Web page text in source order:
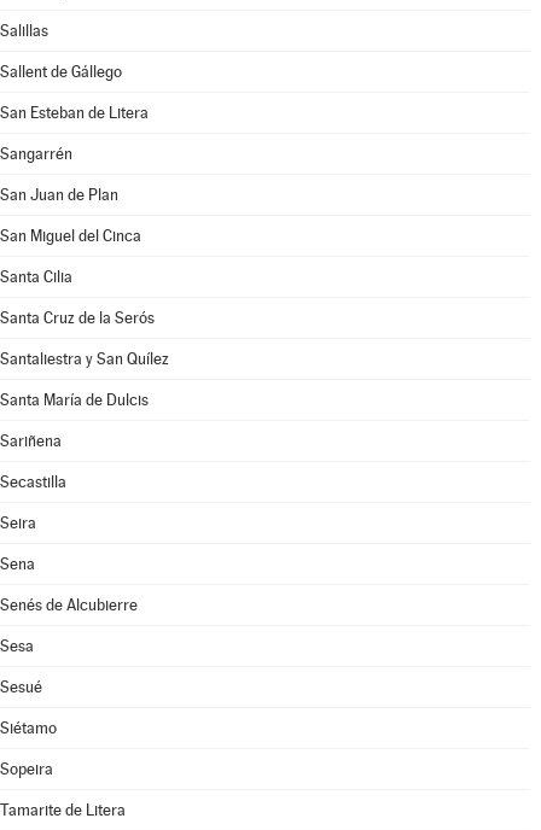
Salillas
Sallent de Gállego
San Esteban de Litera
Sangarrén
San Juan de Plan
San Miguel del Cinca
Santa Cilia
Santa Cruz de la Serós
Santaliestra y San Quílez
Santa María de Dulcis
Sariñena
Secastilla
Seira
Sena
Senés de Alcubierre
Sesa
Sesué
Siétamo
Sopeira
Tamarite de Litera